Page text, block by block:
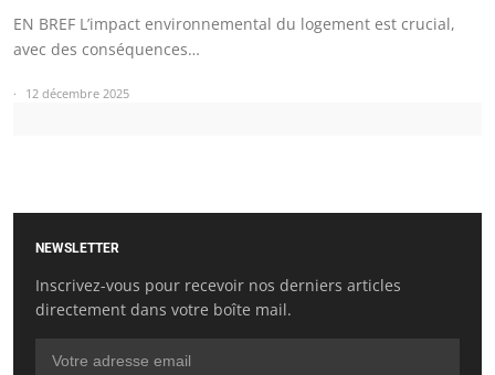
EN BREF L’impact environnemental du logement est crucial,
avec des conséquences…
12 décembre 2025
NEWSLETTER
Inscrivez-vous pour recevoir nos derniers articles
directement dans votre boîte mail.